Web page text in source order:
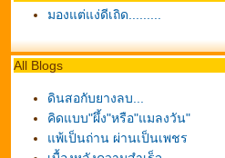
มองแต่แง่ดีเถิด.........
All Blogs
ดินสอกับยางลบ...
คิดแบบ"ผึ้ง"หรือ"แมลงวัน"
พ้เป็นถ่าน ผ่านเป็นเพชร